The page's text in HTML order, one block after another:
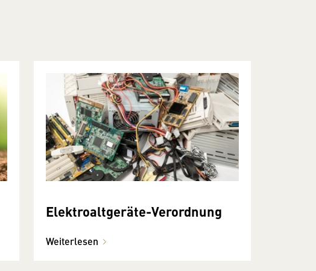
Elektroaltgeräte-Verordnung
Weiterlesen